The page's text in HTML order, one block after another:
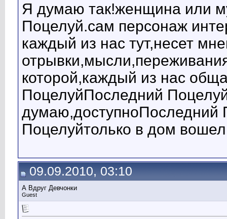
Я думаю так!женщина или
Поцелуй.сам персонаж
каждый из нас тут,несет
которой,каждый из нас
ПоцелуйПоследний
думаю,доступноПоследний
Поцелуйтолько в дом
09.09.2010, 03:10
А Вдруг Девчонки
Guest